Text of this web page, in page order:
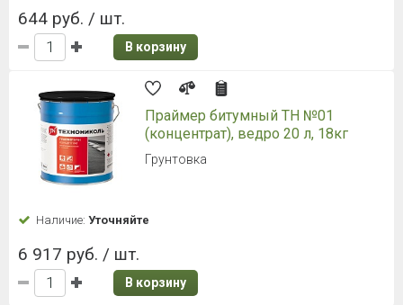
644 руб. / шт.
В корзину
Праймер битумный ТН №01
(концентрат), ведро 20 л, 18кг
Грунтовка
Наличие: Уточняйте
6 917 руб. / шт.
В корзину